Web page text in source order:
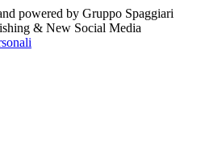
powered by Gruppo Spaggiari
& New Social Media